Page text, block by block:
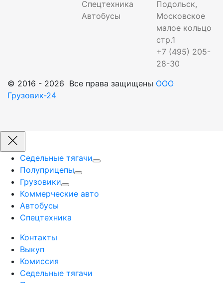
Спецтехника
Автобусы
Подольск,
Московское
малое кольцо
стр.1
+7 (495) 205-
28-30
© 2016 - 2026 Все права защищены ООО
Грузовик-24
Седельные тягачи
Полуприцепы
Грузовики
Коммерческие авто
Автобусы
Спецтехника
Контакты
Выкуп
Комиссия
Седельные тягачи